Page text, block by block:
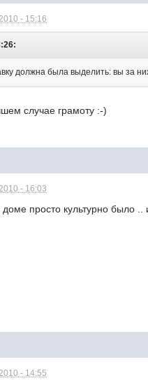
- 15:16
должна была выделить: вы за
случае грамоту :-)
- 16:03
просто культурно было
- 14:55